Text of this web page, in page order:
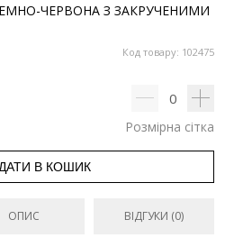
ЧЕРВОНА З ЗАКРУЧЕНИМИ
Код товару: 102475
0
Розмірна сітка
В КОШИК
ОПИС ВІДГУКИ (0)